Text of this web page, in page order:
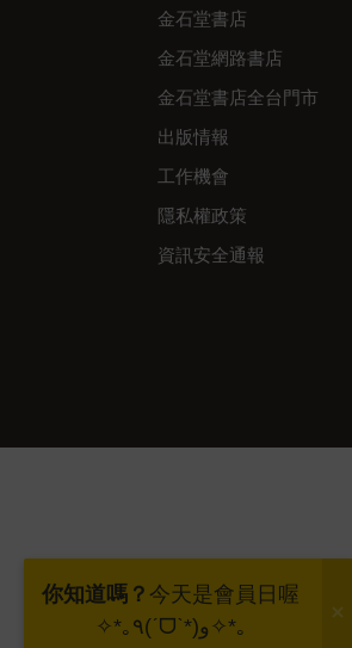
金石堂書店
金石堂網路書店
金石堂書店全台門市
出版情報
工作機會
隱私權政策
資訊安全通報
你知道嗎？ 今天是會員日喔
✧*｡٩(ˊᗜˋ*)و✧*｡